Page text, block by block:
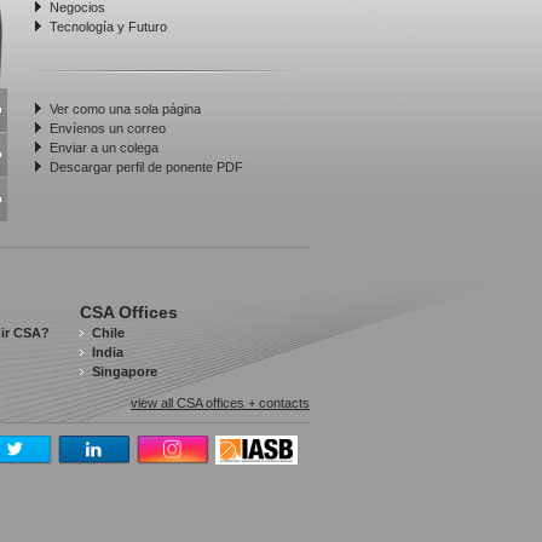
Negocios
Tecnología y Futuro
Ver como una sola página
Envíenos un correo
Enviar a un colega
Descargar perfil de ponente PDF
CSA?
CSA Offices
Chile
India
Singapore
view all CSA offices + contacts